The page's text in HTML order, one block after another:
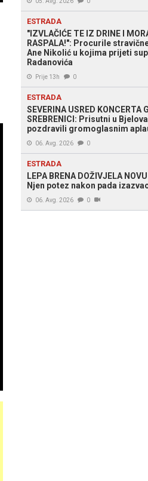
ESTRADA
"IZVLAČIĆE TE IZ DRINE I
RASPALA!": Procurile
Ane Nikolić u kojima prijeti
Radanovića
Prije 13h 0
ESTRADA
SEVERINA USRED KONCERTA
SREBRENICI: Prisutni u
pozdravili gromoglasnim
06. Avg. 2026 0
ESTRADA
LEPA BRENA DOŽIVJELA
Njen potez nakon pada
06. Avg. 2026 0